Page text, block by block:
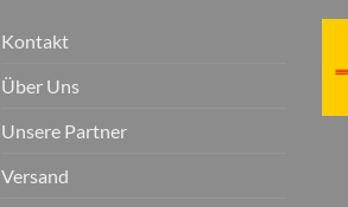
Kontakt
Über Uns
Unsere Partner
Versand